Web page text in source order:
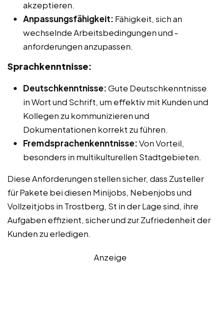
akzeptieren.
Anpassungsfähigkeit: Fähigkeit, sich an
wechselnde Arbeitsbedingungen und -
anforderungen anzupassen.
Sprachkenntnisse:
Deutschkenntnisse:Gute Deutschkenntnisse
in Wort und Schrift, um effektiv mit Kunden und
Kollegen zu kommunizieren und
Dokumentationen korrekt zu führen.
Fremdsprachenkenntnisse:Von Vorteil,
besonders in multikulturellen Stadtgebieten.
Diese Anforderungen stellen sicher, dass Zusteller
für Pakete bei diesen Minijobs, Nebenjobs und
Vollzeitjobs in Trostberg, St in der Lage sind, ihre
Aufgaben effizient, sicher und zur Zufriedenheit der
Kunden zu erledigen.
Anzeige